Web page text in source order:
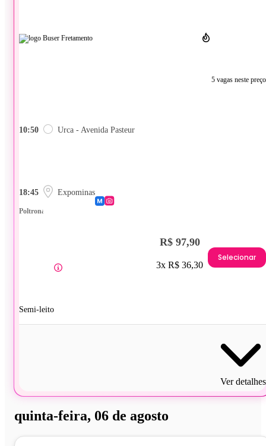
5 vagas neste preço
10:50 Urca - Avenida Pasteur
18:45 Expominas
Poltrona
Semi-leito
R$ 97,90
3x R$ 36,30
Selecionar
Ver detalhes
quinta-feira, 06 de agosto